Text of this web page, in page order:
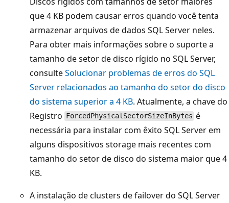
que 4 KB podem causar erros quando você tenta
armazenar arquivos de dados SQL Server neles.
Para obter mais informações sobre o suporte a
tamanho de setor de disco rígido no SQL Server,
consulteSolucionar problemas de erros do SQL
Server relacionados ao tamanho do setor do disco
do sistema superior a 4 KB. Atualmente, a chave do
Registro ForcedPhysicalSectorSizeInBytes é
necessária para instalar com êxito SQL Server em
alguns dispositivos storage mais recentes com
tamanho do setor de disco do sistema maior que 4
KB.
A instalação de clusters de failover do SQL Server